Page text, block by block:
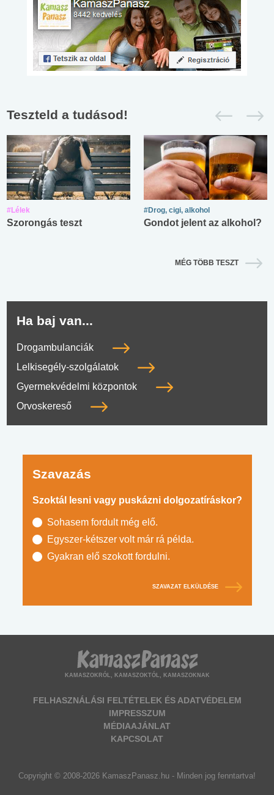
Teszteld a tudásod!
#Lélek
Szorongás teszt
#Drog, cigi, alkohol
Gondot jelent az alkohol?
MÉG TÖBB TESZT
Ha baj van...
Drogambulanciák
Lelkisegély-szolgálatok
Gyermekvédelmi központok
Orvoskereső
Szavazás
Szoktál lesni vagy puskázni dolgozatíráskor?
Sohasem fordult még elő.
Egyszer-kétszer volt már rá példa.
Gyakran elő szokott fordulni.
SZAVAZAT ELKÜLDÉSE
KAMASZOKRÓL, KAMASZOKTÓL, KAMASZOKNAK
FELHASZNÁLÁSI FELTÉTELEK ÉS ADATVÉDELEM
IMPRESSZUM
MÉDIAAJÁNLAT
KAPCSOLAT
Copyright © 2008-2026 KamaszPanasz.hu - Minden jog fenntartva!